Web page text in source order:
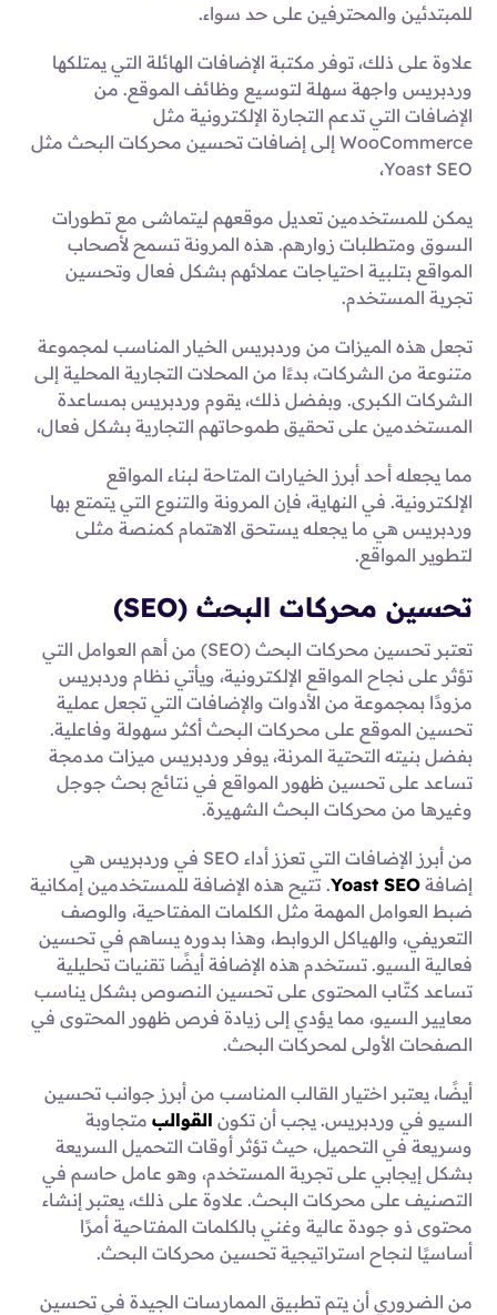
للمبتدئين والمحترفين على حد سواء.
علاوة على ذلك، توفر مكتبة الإضافات الهائلة التي يمتلكها
وردبريس واجهة سهلة لتوسيع وظائف الموقع. من
الإضافات التي تدعم التجارة الإلكترونية مثل
WooCommerce إلى إضافات تحسين محركات البحث مثل
Yoast SEO،
يمكن للمستخدمين تعديل موقعهم ليتماشى مع تطورات
السوق ومتطلبات زوارهم. هذه المرونة تسمح لأصحاب
المواقع بتلبية احتياجات عملائهم بشكل فعال وتحسين
تجربة المستخدم.
تجعل هذه الميزات من وردبريس الخيار المناسب لمجموعة
متنوعة من الشركات، بدءًا من المحلات التجارية المحلية إلى
الشركات الكبرى. وبفضل ذلك، يقوم وردبريس بمساعدة
المستخدمين على تحقيق طموحاتهم التجارية بشكل فعال،
مما يجعله أحد أبرز الخيارات المتاحة لبناء المواقع
الإلكترونية. في النهاية، فإن المرونة والتنوع التي يتمتع بها
وردبريس هي ما يجعله يستحق الاهتمام كمنصة مثلى
لتطوير المواقع.
تحسين محركات البحث (SEO)
تعتبر تحسين محركات البحث (SEO) من أهم العوامل التي
تؤثر على نجاح المواقع الإلكترونية، ويأتي نظام وردبريس
مزودًا بمجموعة من الأدوات والإضافات التي تجعل عملية
تحسين الموقع على محركات البحث أكثر سهولة وفاعلية.
بفضل بنيته التحتية المرنة، يوفر وردبريس ميزات مدمجة
تساعد على تحسين ظهور المواقع في نتائج بحث جوجل
وغيرها من محركات البحث الشهيرة.
من أبرز الإضافات التي تعزز أداء SEO في وردبريس هي
إضافةYoast SEO. تتيح هذه الإضافة للمستخدمين إمكانية
ضبط العوامل المهمة مثل الكلمات المفتاحية، والوصف
التعريفي، والهياكل الروابط، وهذا بدوره يساهم في تحسين
فعالية السيو. تستخدم هذه الإضافة أيضًا تقنيات تحليلية
تساعد كتّاب المحتوى على تحسين النصوص بشكل يناسب
معايير السيو، مما يؤدي إلى زيادة فرص ظهور المحتوى في
الصفحات الأولى لمحركات البحث.
أيضًا، يعتبر اختيار القالب المناسب من أبرز جوانب تحسين
السيو في وردبريس. يجب أن تكون القوالب متجاوبة
وسريعة في التحميل، حيث تؤثر أوقات التحميل السريعة
بشكل إيجابي على تجربة المستخدم، وهو عامل حاسم في
التصنيف على محركات البحث. علاوة على ذلك، يعتبر إنشاء
محتوى ذو جودة عالية وغني بالكلمات المفتاحية أمرًا
أساسيًا لنجاح استراتيجية تحسين محركات البحث.
من الضروري أن يتم تطبيق الممارسات الجيدة في تحسين